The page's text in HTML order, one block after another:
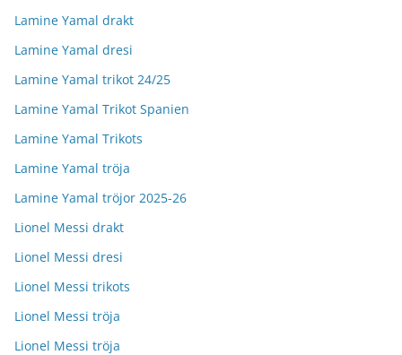
Lamine Yamal drakt
Lamine Yamal dresi
Lamine Yamal trikot 24/25
Lamine Yamal Trikot Spanien
Lamine Yamal Trikots
Lamine Yamal tröja
Lamine Yamal tröjor 2025-26
Lionel Messi drakt
Lionel Messi dresi
Lionel Messi trikots
Lionel Messi tröja
Lionel Messi tröja